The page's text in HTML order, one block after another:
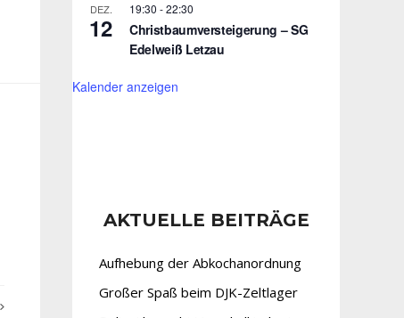
DEZ.
12
19:30 -22:30
Christbaumversteigerung – SG
Edelweiß Letzau
Kalender anzeigen
AKTUELLE BEITRÄGE
Aufhebung der Abkochanordnung
Großer Spaß beim DJK-Zeltlager